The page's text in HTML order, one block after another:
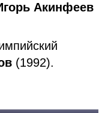
Акинфеев
(1992).